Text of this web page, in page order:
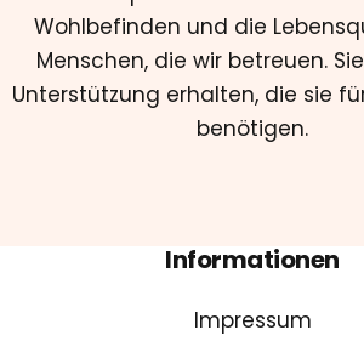
Wohlbefinden und die
Menschen, die wir betreuen.
Unterstützung erhalten, die sie
benötigen.
Informationen
Impressum